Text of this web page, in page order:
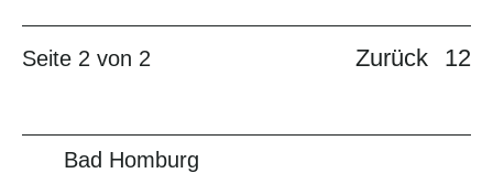
Seite 2 von 2 Zurück 12
Bad Homburg